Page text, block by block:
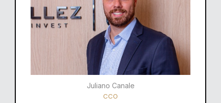
Juliano Canale
CCO